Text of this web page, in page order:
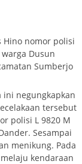
Hino nomor polisi
Dusun
Sumberjo
ini negungkapkan
tersebut
polisi L 9820 M
Sesampai
menikung. Pada
kendaraan